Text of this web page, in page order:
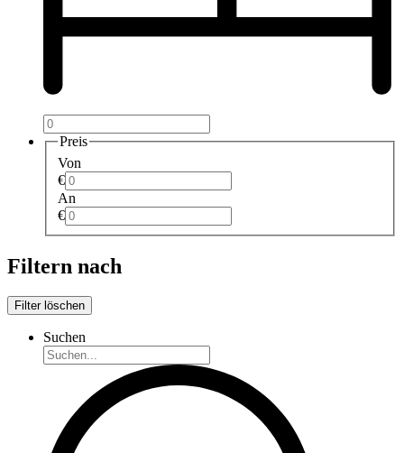
Preis
Von
€
An
€
Filtern nach
Filter löschen
Suchen